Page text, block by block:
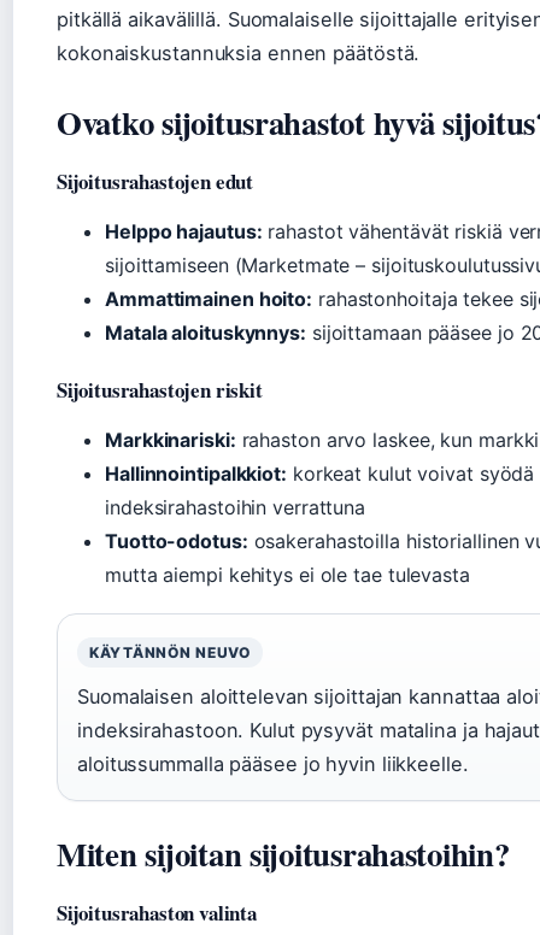
pitkällä aikavälillä. Suomalaiselle sijoittajalle
kokonaiskustannuksia ennen päätöstä.
Ovatko sijoitusrahastot hyvä
Sijoitusrahastojen edut
Helppo hajautus: rahastot vähentävät riskiä
sijoittamiseen (Marketmate –
Ammattimainen hoito: rahastonhoitaja tekee
Matala aloituskynnys: sijoittamaan pääsee jo
Sijoitusrahastojen riskit
Markkinariski: rahaston arvo laskee, kun
Hallinnointipalkkiot: korkeat kulut voivat
indeksirahastoihin verrattuna
Tuotto-odotus: osakerahastoilla historiallinen
mutta aiempi kehitys ei ole tae tulevasta
KÄYTÄNNÖN NEUVO
Suomalaisen aloittelevan sijoittajan kannattaa
indeksirahastoon. Kulut pysyvät matalina ja
aloitussummalla pääsee jo hyvin liikkeelle.
Miten sijoitan sijoitusrahastoihin?
Sijoitusrahaston valinta